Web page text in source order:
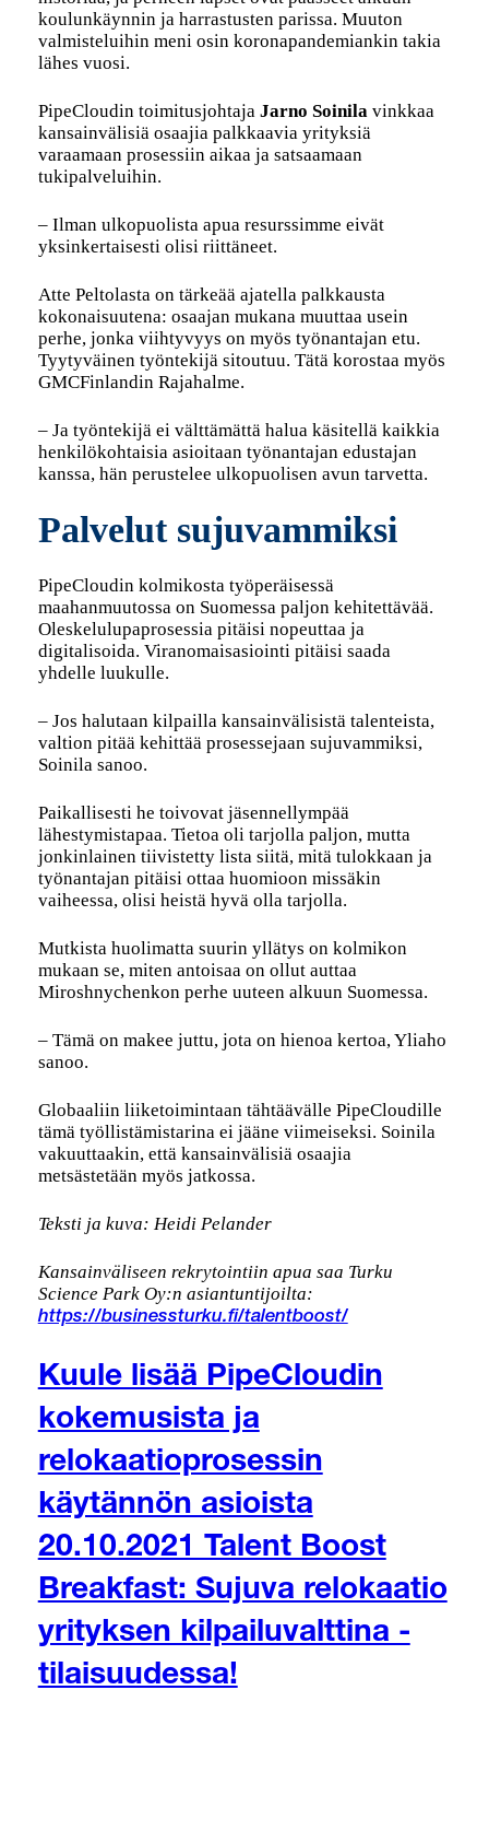
koulunkäynnin ja harrastusten parissa. Muuton
valmisteluihin meni osin koronapandemiankin takia
lähes vuosi.
PipeCloudin toimitusjohtaja Jarno Soinila vinkkaa
kansainvälisiä osaajia palkkaavia yrityksiä
varaamaan prosessiin aikaa ja satsaamaan
tukipalveluihin.
– Ilman ulkopuolista apua resurssimme eivät
yksinkertaisesti olisi riittäneet.
Atte Peltolasta on tärkeää ajatella palkkausta
kokonaisuutena: osaajan mukana muuttaa usein
perhe, jonka viihtyvyys on myös työnantajan etu.
Tyytyväinen työntekijä sitoutuu. Tätä korostaa myös
GMCFinlandin Rajahalme.
– Ja työntekijä ei välttämättä halua käsitellä kaikkia
henkilökohtaisia asioitaan työnantajan edustajan
kanssa, hän perustelee ulkopuolisen avun tarvetta.
Palvelut sujuvammiksi
PipeCloudin kolmikosta työperäisessä
maahanmuutossa on Suomessa paljon kehitettävää.
Oleskelulupaprosessia pitäisi nopeuttaa ja
digitalisoida. Viranomaisasiointi pitäisi saada
yhdelle luukulle.
– Jos halutaan kilpailla kansainvälisistä talenteista,
valtion pitää kehittää prosessejaan sujuvammiksi,
Soinila sanoo.
Paikallisesti he toivovat jäsennellympää
lähestymistapaa. Tietoa oli tarjolla paljon, mutta
jonkinlainen tiivistetty lista siitä, mitä tulokkaan ja
työnantajan pitäisi ottaa huomioon missäkin
vaiheessa, olisi heistä hyvä olla tarjolla.
Mutkista huolimatta suurin yllätys on kolmikon
mukaan se, miten antoisaa on ollut auttaa
Miroshnychenkon perhe uuteen alkuun Suomessa.
– Tämä on makee juttu, jota on hienoa kertoa, Yliaho
sanoo.
Globaaliin liiketoimintaan tähtäävälle PipeCloudille
tämä työllistämistarina ei jääne viimeiseksi. Soinila
vakuuttaakin, että kansainvälisiä osaajia
metsästetään myös jatkossa.
Teksti ja kuva: Heidi Pelander
Kansainväliseen rekrytointiin apua saa Turku
Science Park Oy:n asiantuntijoilta:
https://businessturku.fi/talentboost/
Kuule lisää PipeCloudin
kokemusista ja
relokaatioprosessin
käytännön asioista
20.10.2021 Talent Boost
Breakfast: Sujuva relokaatio
yrityksen kilpailuvalttina -
tilaisuudessa!